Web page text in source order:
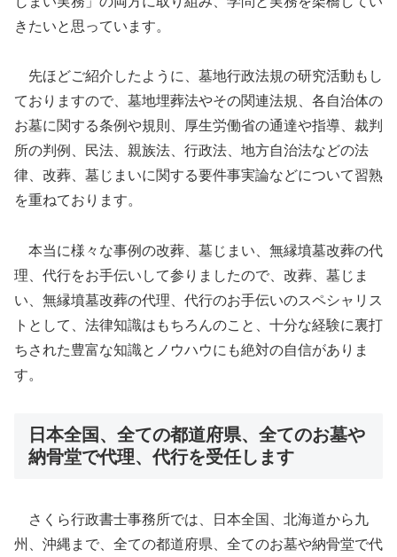
きたいと思っています。
先ほどご紹介したように、墓地行政法規の研究活動もし
ておりますので、墓地埋葬法やその関連法規、各自治体の
お墓に関する条例や規則、厚生労働省の通達や指導、裁判
所の判例、民法、親族法、行政法、地方自治法などの法
律、改葬、墓じまいに関する要件事実論などについて習熟
を重ねております。
本当に様々な事例の改葬、墓じまい、無縁墳墓改葬の代
理、代行をお手伝いして参りましたので、改葬、墓じま
い、無縁墳墓改葬の代理、代行のお手伝いのスペシャリス
トとして、法律知識はもちろんのこと、十分な経験に裏打
ちされた豊富な知識とノウハウにも絶対の自信がありま
す。
日本全国、全ての都道府県、全てのお墓や
納骨堂で代理、代行を受任します
さくら行政書士事務所では、日本全国、北海道から九
州、沖縄まで、全ての都道府県、全てのお墓や納骨堂で代